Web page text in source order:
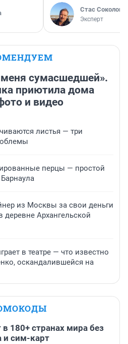
Стас Соколов
Эксперт
меня сумасшедшей».
приютила дома
и видео
листья — три
перцы — простой
из Москвы за свои деньги
деревне Архангельской
в театре — что известно
оскандалившейся на
в 180+ странах мира без
и сим-карт